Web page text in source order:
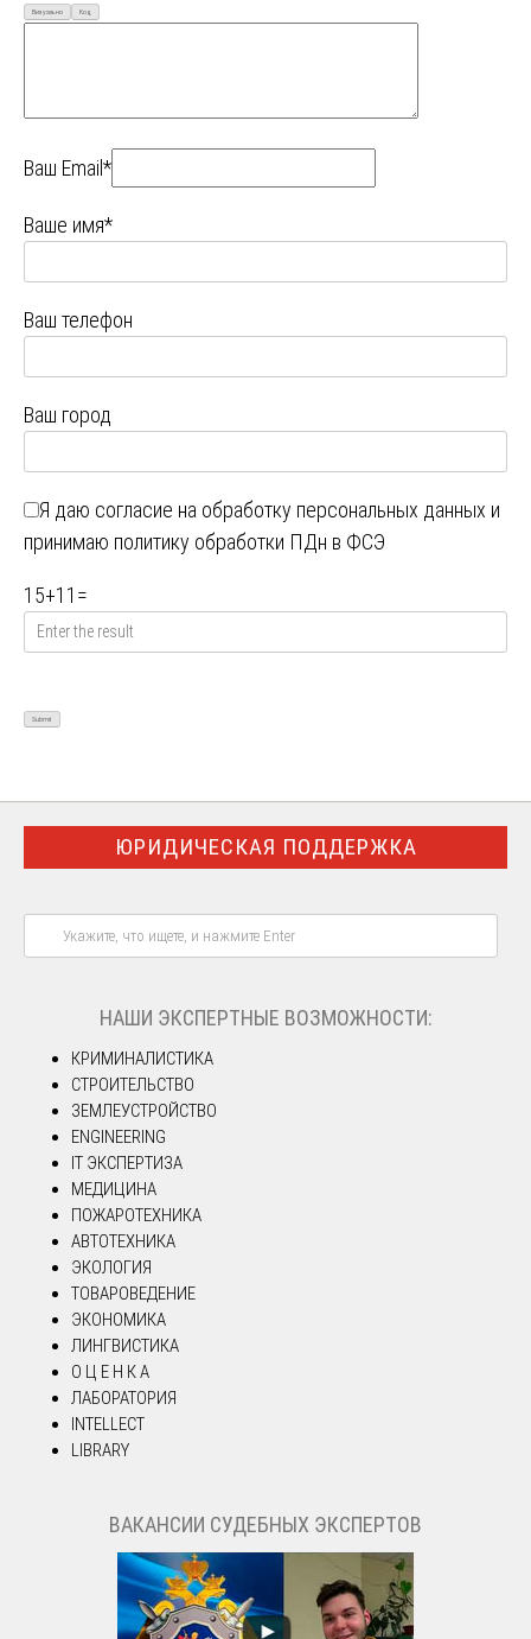
Визуально Код
Ваш Email*
Ваше имя*
Ваш телефон
Ваш город
Я даю согласие на обработку персональных данных и
принимаю политику обработки ПДн в ФСЭ
15+11 =
ЮРИДИЧЕСКАЯ ПОДДЕРЖКА
НАШИ ЭКСПЕРТНЫЕ ВОЗМОЖНОСТИ:
КРИМИНАЛИСТИКА
СТРОИТЕЛЬСТВО
ЗЕМЛЕУСТРОЙСТВО
ENGINEERING
IT ЭКСПЕРТИЗА
МЕДИЦИНА
ПОЖАРОТЕХНИКА
АВТОТЕХНИКА
ЭКОЛОГИЯ
ТОВАРОВЕДЕНИЕ
ЭКОНОМИКА
ЛИНГВИСТИКА
О Ц Е Н К А
ЛАБОРАТОРИЯ
INTELLECT
LIBRARY
ВАКАНСИИ СУДЕБНЫХ ЭКСПЕРТОВ